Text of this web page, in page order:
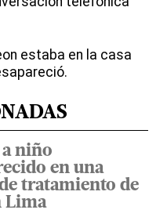
estaba en la casa
a niño
en una
tratamiento de
Lima